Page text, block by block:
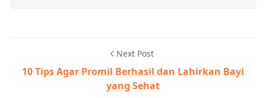
Next Post
10 Tips Agar Promil Berhasil dan Lahirkan Bayi
yang Sehat